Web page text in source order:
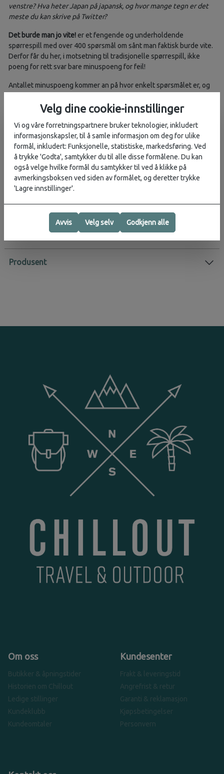
venstre? Hva heter Japan på japansk, og hvor mange tegn er det
meste du kan skrive på Twitter?
Det burde man jo vite!er et fengende og underholdende
spørrespill med over 400 spørsmål om sånt man faktisk burde vite.
Derfor får du her, i motsetning til tradisjonelle spørrespill, ikke
poeng for rett svar bare minuspoeng for feil!
Antallet minuspoeng kommer an på hvor enkelt spørsmålet er, og
straffet med mange minuspoeng.
Vær forberedt på å bli usikker på selv de enkleste spørsmål når du
verken har Google eller Wikipedia for hånden! Et helsprøtt,
nervepirrende og morsomt spill som garantert vil by på jernteppe,
latter og pinlige svar. En ting er sikkert, du vil høre deg selv si:
Ah..Det burde man jo vite!
Antall spillere:2+
Vurderinger
Produsent
Om oss
Butikker & åpningstider
Historien om Chillout
Ledige stillinger
Kundeklubb
Kundeomtaler
Kundesenter
Frakt & leveringstid
Angrefrist & retur
Garanti & reklamasjon
Kjøpsbetingelser
Personvern
Velg dine cookie-innstillinger
Vi og våre forretningspartnere bruker teknologier, inkludert
informasjonskapsler, til å samle informasjon om deg for ulike
formål, inkludert: Funksjonelle, statistiske, markedsføring. Ved
å trykke 'Godta', samtykker du til alle disse formålene. Du kan
også velge hvilke formål du samtykker til ved å klikke på
avmerkingsboksen ved siden av formålet, og deretter trykke
'Lagre innstillinger'.
Avvis Velg selv Godkjenn alle